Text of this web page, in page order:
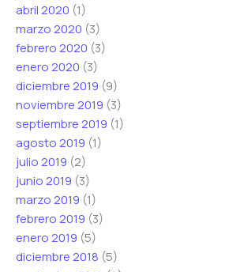
abril 2020 (1)
marzo 2020 (3)
febrero 2020 (3)
enero 2020 (3)
diciembre 2019 (9)
noviembre 2019 (3)
septiembre 2019 (1)
agosto 2019 (1)
julio 2019 (2)
junio 2019 (3)
marzo 2019 (1)
febrero 2019 (3)
enero 2019 (5)
diciembre 2018 (5)